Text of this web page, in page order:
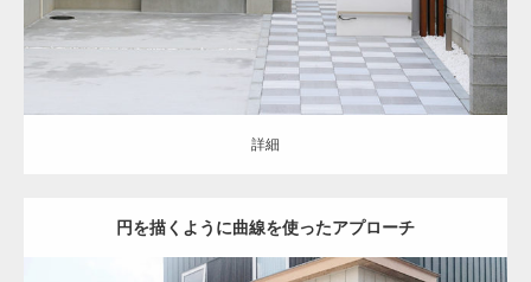
詳細
円を描くように曲線を使ったアプローチ